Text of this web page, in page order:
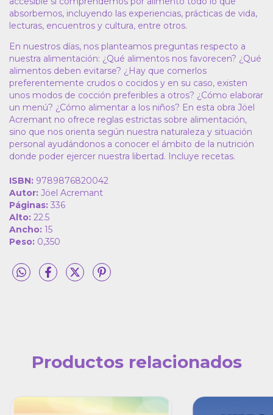
absorbemos, incluyendo las experiencias, prácticas de vida,
lecturas, encuentros y cultura, entre otros.
En nuestros días, nos planteamos preguntas respecto a
nuestra alimentación: ¿Qué alimentos nos favorecen? ¿Qué
alimentos deben evitarse? ¿Hay que comerlos
preferentemente crudos o cocidos y en su caso, existen
unos modos de cocción preferibles a otros? ¿Cómo elaborar
un menú? ¿Cómo alimentar a los niños? En esta obra Jöel
Acremant no ofrece reglas estrictas sobre alimentación,
sino que nos orienta según nuestra naturaleza y situación
personal ayudándonos a conocer el ámbito de la nutrición
donde poder ejercer nuestra libertad. Incluye recetas.
ISBN: 9789876820042
Autor: Jöel Acremant
Páginas: 336
Alto: 22.5
Ancho: 15
Peso: 0,350
Productos relacionados